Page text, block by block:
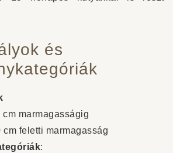
és
cm marmagasságig
cm feletti marmagasság
: